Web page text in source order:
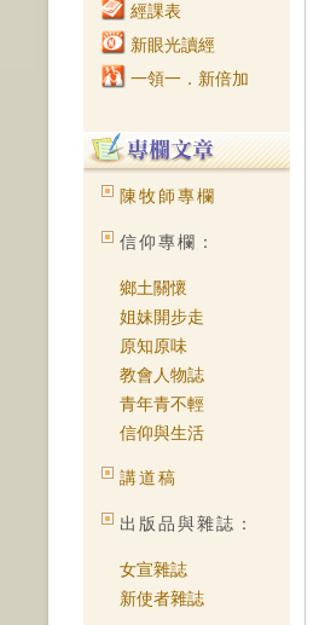
經課表
新眼光讀經
一領一．新倍加
陳牧師專欄
信仰專欄：
鄉土關懷
姐妹開步走
原知原味
教會人物誌
青年青不輕
信仰與生活
講道稿
出版品與雜誌：
女宣雜誌
新使者雜誌